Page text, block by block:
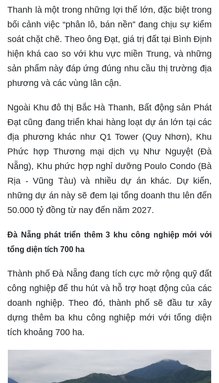
Thanh là một trong những lợi thế lớn, đặc biệt trong
bối cảnh việc “phân lô, bán nền” đang chịu sự kiểm
soát chặt chẽ. Theo ông Đạt, giá trị đất tại Bình Định
hiện khá cao so với khu vực miền Trung, và những
sản phẩm này đáp ứng đúng nhu cầu thị trường địa
phương và các vùng lân cận.
Ngoài Khu đô thị Bắc Hà Thanh, Bất động sản Phát
Đạt cũng đang triển khai hàng loạt dự án lớn tại các
địa phương khác như Q1 Tower (Quy Nhơn), Khu
Phức hợp Thương mại dịch vụ Như Nguyệt (Đà
Nẵng), Khu phức hợp nghỉ dưỡng Poulo Condo (Bà
Rịa - Vũng Tàu) và nhiều dự án khác. Dự kiến,
những dự án này sẽ đem lại tổng doanh thu lên đến
50.000 tỷ đồng từ nay đến năm 2027.
Đà Nẵng phát triển thêm 3 khu công nghiệp mới với
tổng diện tích 700 ha
Thành phố Đà Nẵng đang tích cực mở rộng quỹ đất
công nghiệp để thu hút và hỗ trợ hoạt động của các
doanh nghiệp. Theo đó, thành phố sẽ đầu tư xây
dựng thêm ba khu công nghiệp mới với tổng diện
tích khoảng 700 ha.